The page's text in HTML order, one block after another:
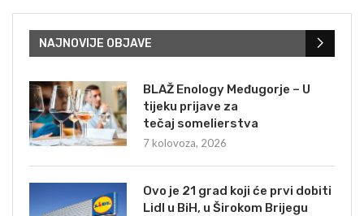
NAJNOVIJE OBJAVE
BLAŽ Enology Međugorje – U
tijeku prijave za
tečaj somelierstva
7 kolovoza, 2026
Ovo je 21 grad koji će prvi dobiti
Lidl u BiH, u Širokom Brijegu